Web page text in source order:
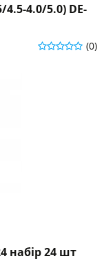
4.5-4.0/5.0) DE-
(0)
набір 24 шт